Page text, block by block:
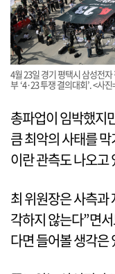
4월 23일 경기 평택시 삼성전
부 ‘4·23 투쟁 결의대회’. <사
총파업이 임박했지
큼 최악의 사태를
이란 관측도 나오고
최 위원장은 사측과
각하지 않는다”면
다면 들어볼 생각은